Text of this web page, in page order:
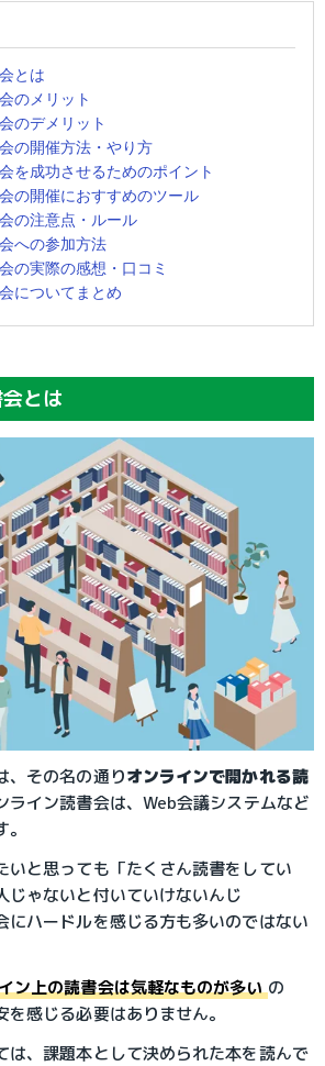
とは
のメリット
のデメリット
の開催方法・やり方
を成功させるためのポイント
の開催におすすめのツール
の注意点・ルール
への参加方法
の実際の感想・口コミ
についてまとめ
とは
、その名の通りオンラインで開かれる読
ライン読書会は、Web会議システムなど
いと思っても「たくさん読書をしてい
じゃないと付いていけないんじ
にハードルを感じる方も多いのではない
ン上の読書会は気軽なものが多いの
感じる必要はありません。
は、課題本として決められた本を読んで